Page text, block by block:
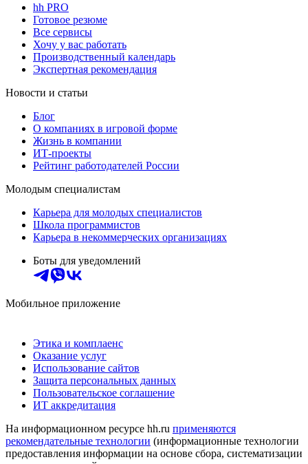
hh PRO
Готовое резюме
Все сервисы
Хочу у вас работать
Производственный календарь
Экспертная рекомендация
Новости и статьи
Блог
О компаниях в игровой форме
Жизнь в компании
ИТ-проекты
Рейтинг работодателей России
Молодым специалистам
Карьера для молодых специалистов
Школа программистов
Карьера в некоммерческих организациях
Боты для уведомлений
Мобильное приложение
Этика и комплаенс
Оказание услуг
Использование сайтов
Защита персональных данных
Пользовательское соглашение
ИТ аккредитация
На информационном ресурсе hh.ru применяются
рекомендательные технологии (информационные технологии
предоставления информации на основе сбора, систематизации